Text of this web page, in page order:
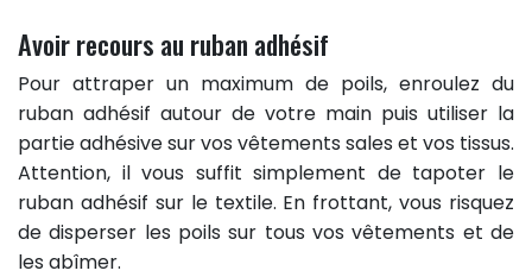
Avoir recours au ruban adhésif
Pour attraper un maximum de poils, enroulez du
ruban adhésif autour de votre main puis utiliser la
partie adhésive sur vos vêtements sales et vos tissus.
Attention, il vous suffit simplement de tapoter le
ruban adhésif sur le textile. En frottant, vous risquez
de disperser les poils sur tous vos vêtements et de
les abîmer.